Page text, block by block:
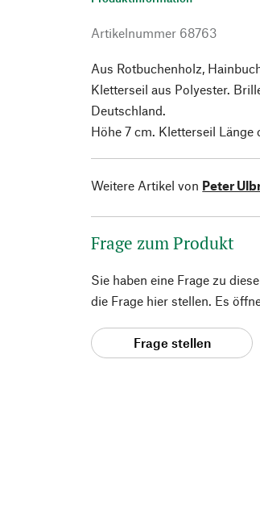
Artikelnummer 68763
Aus Rotbuchenholz,
Kletterseil aus Polyester.
Deutschland.
Höhe 7 cm. Kletterseil Länge
Weitere Artikel von Peter
Frage zum Produkt
Sie haben eine Frage zu
die Frage hier stellen. Es
Frage stellen